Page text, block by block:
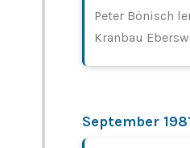
Peter Bönisch
Kranbau
September